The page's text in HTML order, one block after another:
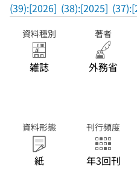
(39):[2026] (38):[2025]
資料種別
雑誌
著者
外務省
資料形態
紙
刊行頻度
年3回刊